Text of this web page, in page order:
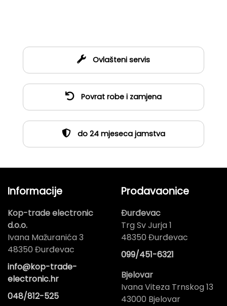
Ovlašteni servis
Povrat robe i zamjena
do 24 mjeseca jamstva
Informacije
Kop-trade electronic
d.o.o.
Ivana Mažuranića 3
48350 Đurđevac
info@kop-trade-
electronic.hr
048/812-525
Prodavaonice
Đurđevac
Trg Sv Jurja 1
48350 Đurđevac
099/451-6321
Bjelovar
Ivana Viteza Trnskog 13
43000 Bjelovar